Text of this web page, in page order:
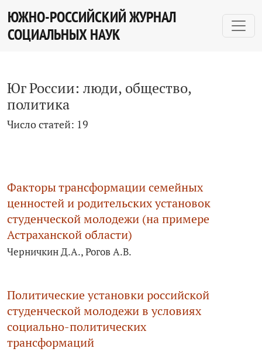
Юг России: люди, общество, политика
ЮЖНО-РОССИЙСКИЙ ЖУРНАЛ
СОЦИАЛЬНЫХ НАУК
Юг России: люди, общество,
политика
Число статей: 19
Факторы трансформации семейных
ценностей и родительских установок
студенческой молодежи (на примере
Астраханской области)
Черничкин Д.А., Рогов А.В.
Политические установки российской
студенческой молодежи в условиях
социально-­политических
трансформаций